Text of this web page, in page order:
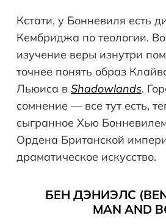
Кстати, у Бонневиля есть
Кембриджа по теологии.
изучение веры изнутри
точнее понять образ
Льюиса в Shadowlands.
сомнение — все тут есть,
сыгранное Хью
Ордена Британской
драматическое искусство.
БЕН ДЭНИЭЛС (BEN
MAN AND